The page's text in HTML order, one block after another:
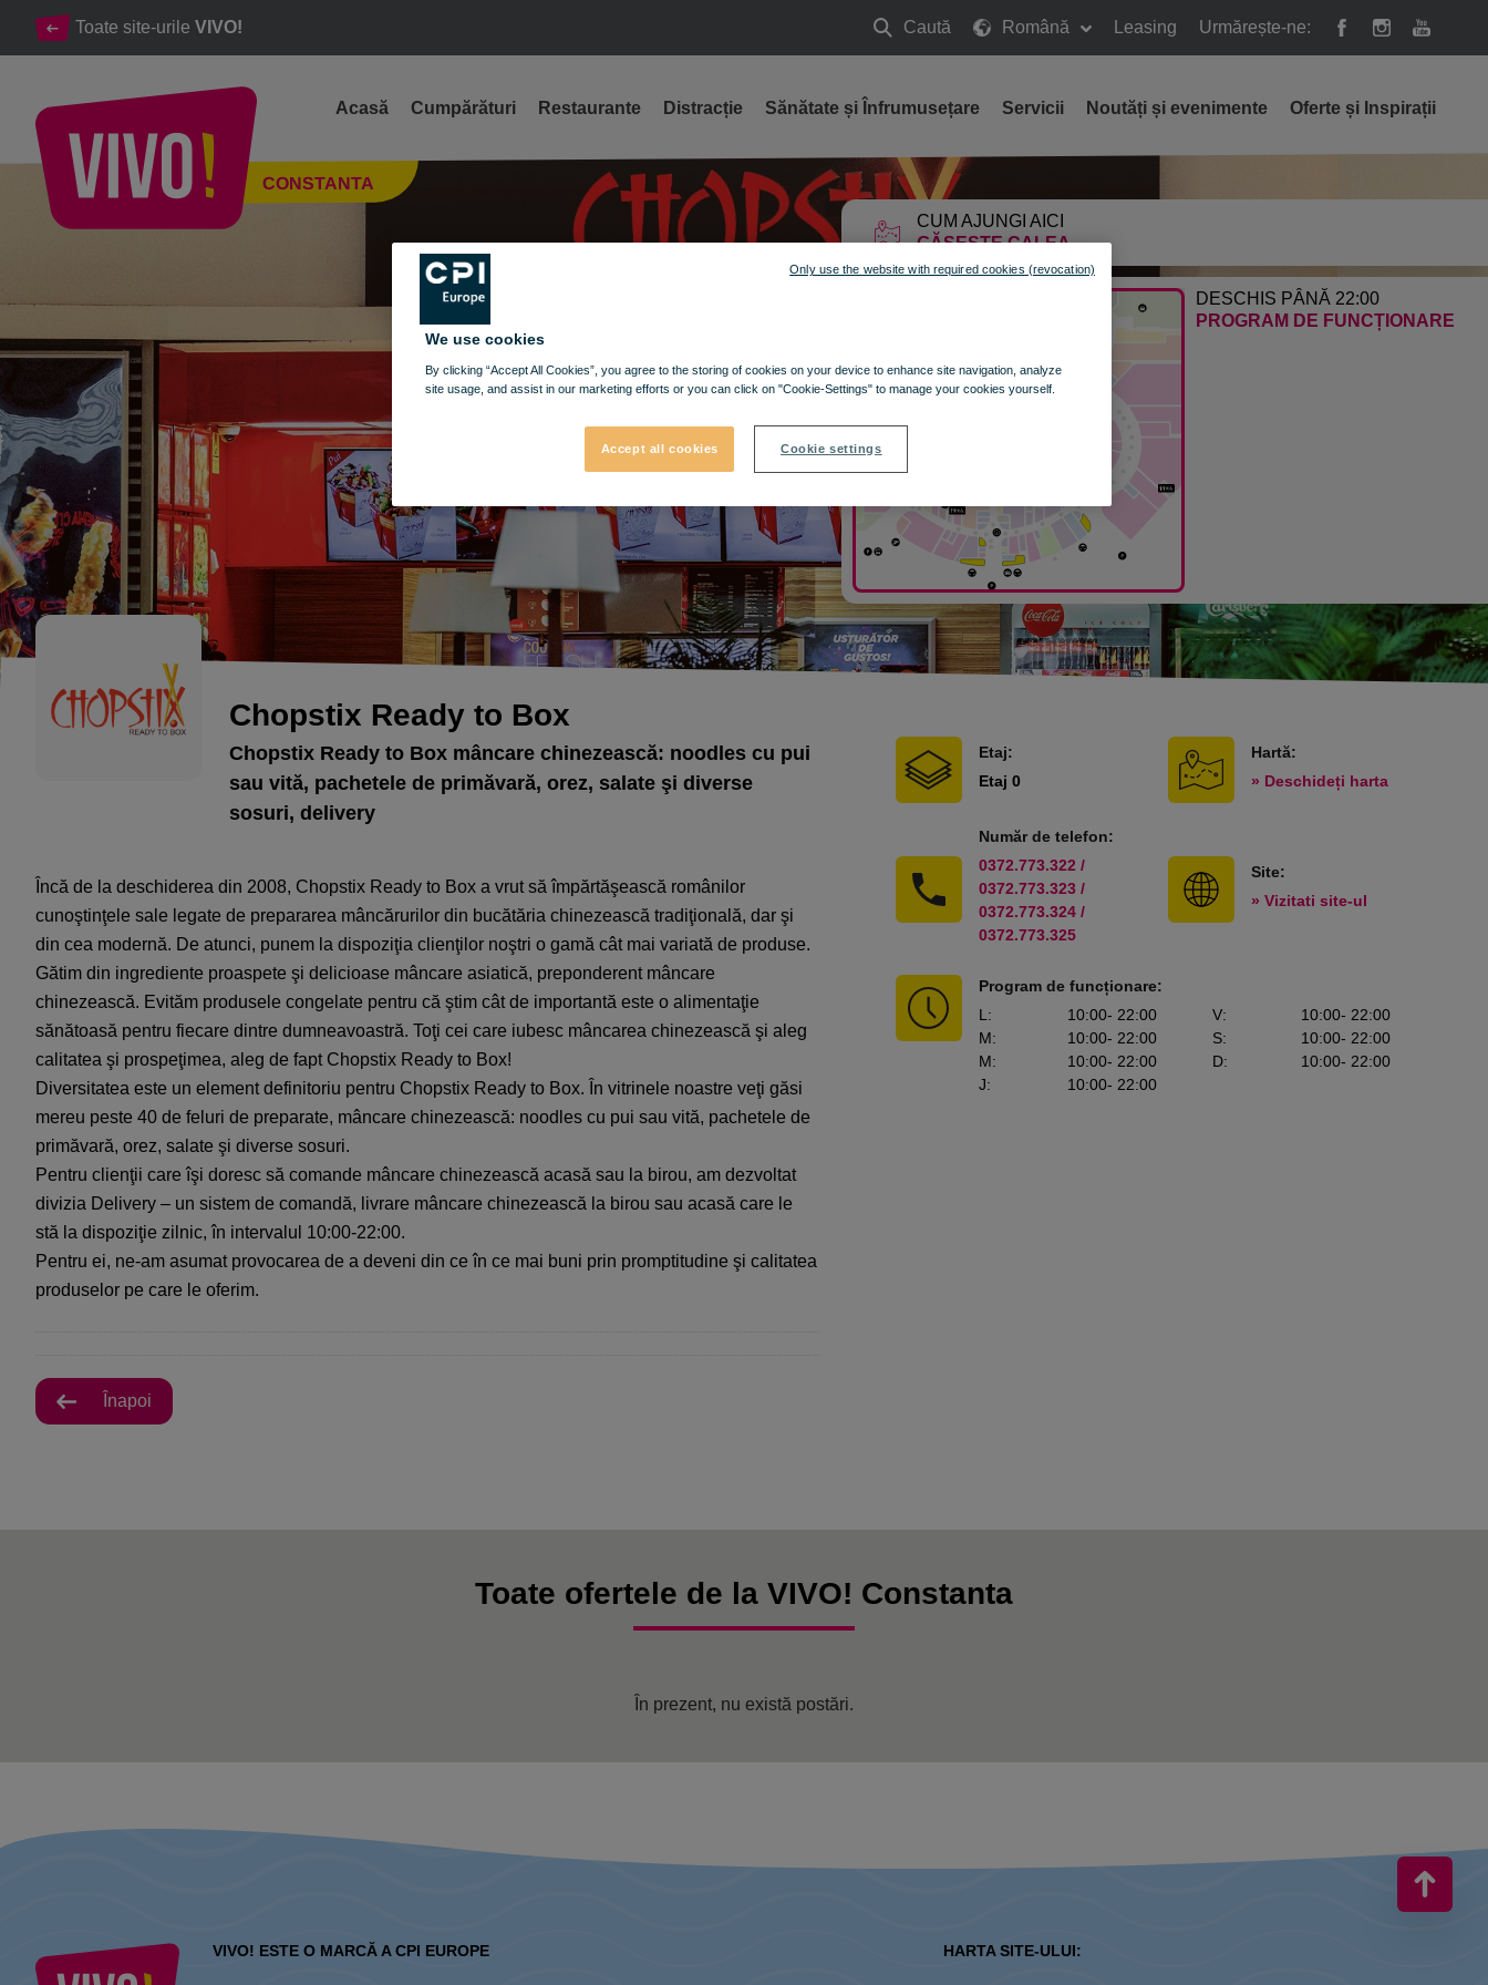
Toate site-urile VIVO! Caută
Caută
Română Leasing Urmărește-ne:
CUM AJUNGI AICI
GĂSEȘTE CALEA
DESCHIS PÂNĂ 22:00
PROGRAM DE FUNCȚIONARE
CONSTANTA
Acasă Cumpărături Restaurante Distracție Sănătate și Înfrumusețare Servicii Noutăți și evenimente Oferte și Inspirații
Chopstix Ready to Box mancare chinezeasca variata
Chopstix Ready to Box
Chopstix Ready to Box mâncare chinezească: noodles cu pui
sau vită, pachetele de primăvară, orez, salate şi diverse
sosuri, delivery
Încă de la deschiderea din 2008, Chopstix Ready to Box a vrut să împărtăşească românilor
cunoştinţele sale legate de prepararea mâncărurilor din bucătăria chinezească tradiţională, dar şi
din cea modernă. De atunci, punem la dispoziţia clienţilor noştri o gamă cât mai variată de produse.
Gătim din ingrediente proaspete şi delicioase mâncare asiatică, preponderent mâncare
chinezească. Evităm produsele congelate pentru că ştim cât de importantă este o alimentaţie
sănătoasă pentru fiecare dintre dumneavoastră. Toţi cei care iubesc mâncarea chinezească şi aleg
calitatea şi prospeţimea, aleg de fapt Chopstix Ready to Box!
Diversitatea este un element definitoriu pentru Chopstix Ready to Box. În vitrinele noastre veţi găsi
mereu peste 40 de feluri de preparate, mâncare chinezească: noodles cu pui sau vită, pachetele de
primăvară, orez, salate şi diverse sosuri.
Pentru clienţii care îşi doresc să comande mâncare chinezească acasă sau la birou, am dezvoltat
divizia Delivery – un sistem de comandă, livrare mâncare chinezească la birou sau acasă care le
stă la dispoziţie zilnic, în intervalul 10:00-22:00.
Pentru ei, ne-am asumat provocarea de a deveni din ce în ce mai buni prin promptitudine şi calitatea
produselor pe care le oferim.
Înapoi
Etaj:
Etaj 0
Hartă:
» Deschideți harta
Număr de telefon:
0372.773.322 /
0372.773.323 /
0372.773.324 /
0372.773.325
Site:
» Vizitati site-ul
Program de funcționare:
L : 10:00- 22:00
M: 10:00- 22:00
M: 10:00- 22:00
J: 10:00- 22:00
V: 10:00- 22:00
S: 10:00- 22:00
D: 10:00- 22:00
Toate ofertele de la VIVO! Constanta
În prezent, nu există postări.
VIVO! ESTE O MARCĂ A CPI EUROPE HARTA SITE-ULUI:
We use cookies
By clicking “Accept All Cookies”, you agree to the storing of cookies on your device to enhance site navigation, analyze
site usage, and assist in our marketing efforts or you can click on "Cookie-Settings" to manage your cookies yourself.
Accept all cookies Cookie settings
Only use the website with required cookies (revocation)